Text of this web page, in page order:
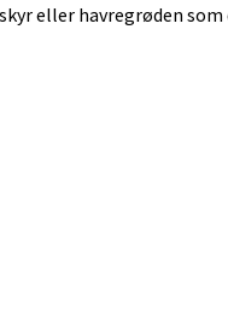
eller havregrøden